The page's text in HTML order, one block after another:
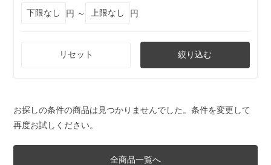
円 ～
円
リセット 絞り込む
お探しの条件の商品は見つかりませんでした。条件を変更して
再度お試しください。
全商品一覧へ